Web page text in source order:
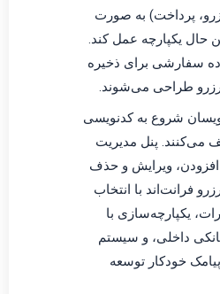
پرداخت) به صورت
حال یکپارچه عمل کند.
سفارشی برای ذخیره
رزرو طراحی می‌شوند.
شروع به کدنویسی
می‌کنند. پنل مدیریت
افزودن، ویرایش و حذف
فرانت‌اند با انتخاب
یکپارچه‌سازی با
داخلی، و سیستم
خودکار توسعه